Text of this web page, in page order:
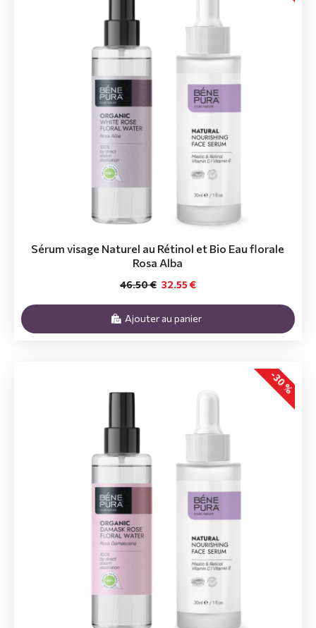
Sérum visage Naturel au Rétinol et Bio Eau florale
Rosa Alba
32.55 €
46.50 €
Ajouter au panier
-30 %